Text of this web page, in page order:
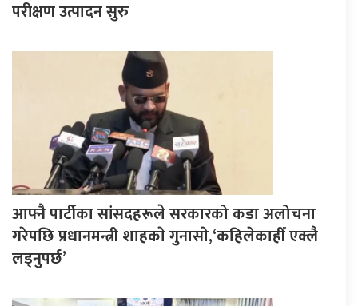
परीक्षण उत्पादन सुरु
आफ्नै पार्टीका सांसदहरूले सरकारको कडा अलोचना
गरेपछि प्रधानमन्त्री शाहकाे गुनासाे,‘कहिलेकाहीँ एक्लै
लड्नुपर्छ’